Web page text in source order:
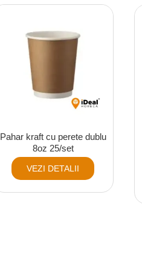
Pahar kraft cu perete dublu
8oz 25/set
VEZI DETALII